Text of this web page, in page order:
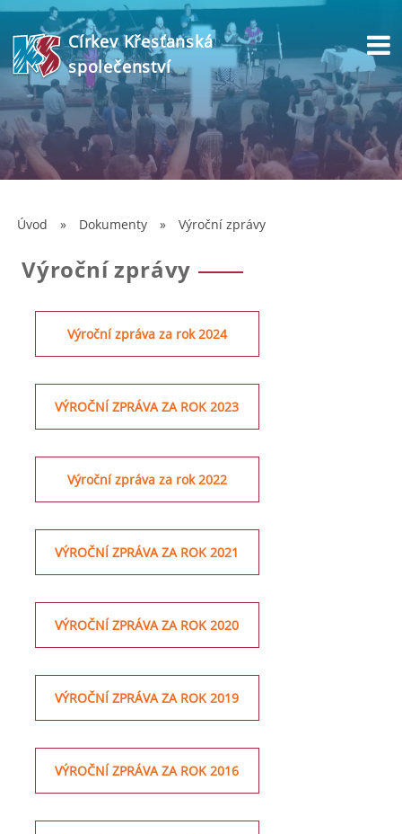
Církev Křesťanská
společenství
Úvod » Dokumenty » Výroční zprávy
Výroční zprávy
Výroční zpráva za rok 2024
VÝROČNÍ ZPRÁVA ZA ROK 2023
Výroční zpráva za rok 2022
VÝROČNÍ ZPRÁVA ZA ROK 2021
VÝROČNÍ ZPRÁVA ZA ROK 2020
VÝROČNÍ ZPRÁVA ZA ROK 2019
VÝROČNÍ ZPRÁVA ZA ROK 2016